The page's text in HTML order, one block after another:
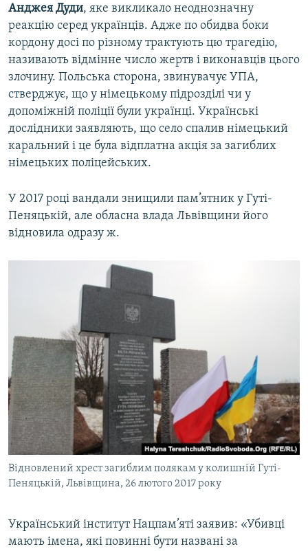
Анджея Дуди, яке викликало неоднозначну
реакцію серед українців. Адже по обидва боки
кордону досі по різному трактують цю трагедію,
називають відмінне число жертв і виконавців цього
злочину. Польська сторона, звинувачує УПА,
стверджує, що у німецькому підрозділі чи у
допоміжній поліції були українці. Українські
дослідники заявляють, що село спалив німецький
каральний і це була відплатна акція за загиблих
німецьких поліцейських.
У 2017 році вандали знищили пам’ятник у Гуті-
Пеняцькій, але обласна влада Львівщини його
відновила одразу ж.
Відновлений хрест загиблим полякам у колишній Гуті-
Пеняцькій, Львівщина, 26 лютого 2017 року
Український інститут Нацпам’яті заявив: «Убивці
мають імена, які повинні бути названі за